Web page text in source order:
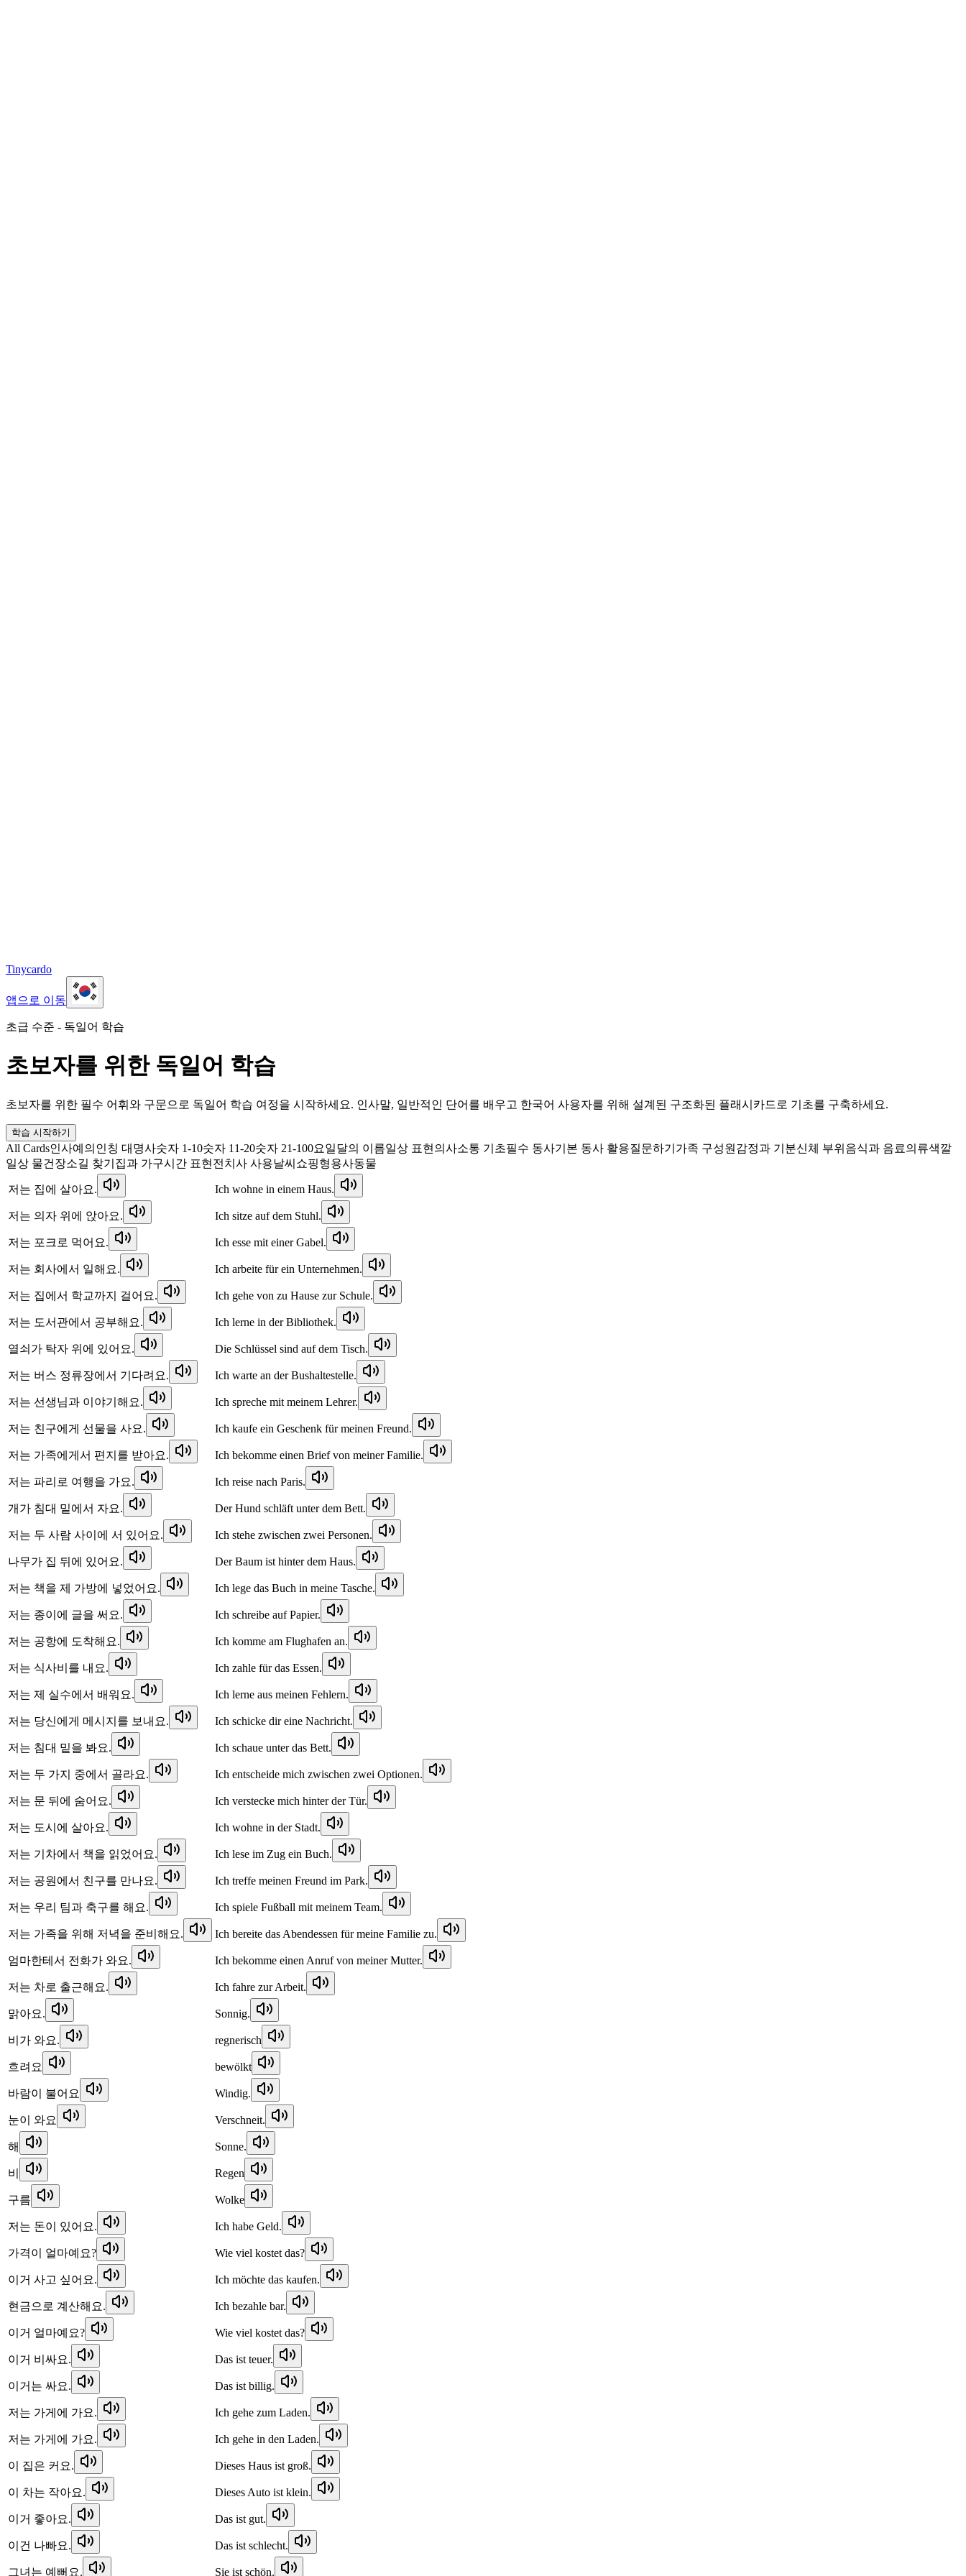
Tinycardo
앱으로 이동
초급 수준 - 독일어 학습
초보자를 위한 독일어 학습
초보자를 위한 필수 어휘와 구문으로 독일어 학습 여정을 시작하세요. 인사말, 일반적인 단어를 배우고 한국어 사용자를 위해 설계된 구조화된 플래시카드로 기초를 구축하세요.
학습 시작하기
All Cards인사예의 인칭 대명사숫자 1-10숫자 11-20숫자 21-100요일달의 이름일상 표현 의사소통 기초필수 동사기본 동사 활용질문하기 가족 구성원 감정과 기분신체 부위 음식과 음료의류색깔
일상 물건 장소길 찾기 집과 가구시간 표현 전치사 사용날씨 쇼핑형용사동물
저는 집에 살아요. Ich wohne in einem Haus.
저는 의자 위에 앉아요. Ich sitze auf dem Stuhl.
저는 포크로 먹어요. Ich esse mit einer Gabel.
저는 회사에서 일해요. Ich arbeite für ein Unternehmen.
저는 집에서 학교까지 걸어요. Ich gehe von zu Hause zur Schule.
저는 도서관에서 공부해요. Ich lerne in der Bibliothek.
열쇠가 탁자 위에 있어요. Die Schlüssel sind auf dem Tisch.
저는 버스 정류장에서 기다려요. Ich warte an der Bushaltestelle.
저는 선생님과 이야기해요. Ich spreche mit meinem Lehrer.
저는 친구에게 선물을 사요. Ich kaufe ein Geschenk für meinen Freund.
저는 가족에게서 편지를 받아요. Ich bekomme einen Brief von meiner Familie.
저는 파리로 여행을 가요. Ich reise nach Paris.
개가 침대 밑에서 자요. Der Hund schläft unter dem Bett.
저는 두 사람 사이에 서 있어요. Ich stehe zwischen zwei Personen.
나무가 집 뒤에 있어요. Der Baum ist hinter dem Haus.
저는 책을 제 가방에 넣었어요. Ich lege das Buch in meine Tasche.
저는 종이에 글을 써요. Ich schreibe auf Papier.
저는 공항에 도착해요. Ich komme am Flughafen an.
저는 식사비를 내요. Ich zahle für das Essen.
저는 제 실수에서 배워요. Ich lerne aus meinen Fehlern.
저는 당신에게 메시지를 보내요. Ich schicke dir eine Nachricht.
저는 침대 밑을 봐요. Ich schaue unter das Bett.
저는 두 가지 중에서 골라요. Ich entscheide mich zwischen zwei Optionen.
저는 문 뒤에 숨어요. Ich verstecke mich hinter der Tür.
저는 도시에 살아요. Ich wohne in der Stadt.
저는 기차에서 책을 읽었어요. Ich lese im Zug ein Buch.
저는 공원에서 친구를 만나요. Ich treffe meinen Freund im Park.
저는 우리 팀과 축구를 해요. Ich spiele Fußball mit meinem Team.
저는 가족을 위해 저녁을 준비해요. Ich bereite das Abendessen für meine Familie zu.
엄마한테서 전화가 와요. Ich bekomme einen Anruf von meiner Mutter.
저는 차로 출근해요. Ich fahre zur Arbeit.
맑아요. Sonnig.
비가 와요. regnerisch
흐려요 bewölkt
바람이 불어요 Windig.
눈이 와요 Verschneit.
해 Sonne.
비 Regen
구름 Wolke
저는 돈이 있어요. Ich habe Geld.
가격이 얼마예요? Wie viel kostet das?
이거 사고 싶어요. Ich möchte das kaufen.
현금으로 계산해요. Ich bezahle bar.
이거 얼마예요? Wie viel kostet das?
이거 비싸요. Das ist teuer.
이거는 싸요. Das ist billig.
저는 가게에 가요. Ich gehe zum Laden.
저는 가게에 가요. Ich gehe in den Laden.
이 집은 커요. Dieses Haus ist groß.
이 차는 작아요. Dieses Auto ist klein.
이거 좋아요. Das ist gut.
이건 나빠요. Das ist schlecht.
그녀는 예뻐요. Sie ist schön.